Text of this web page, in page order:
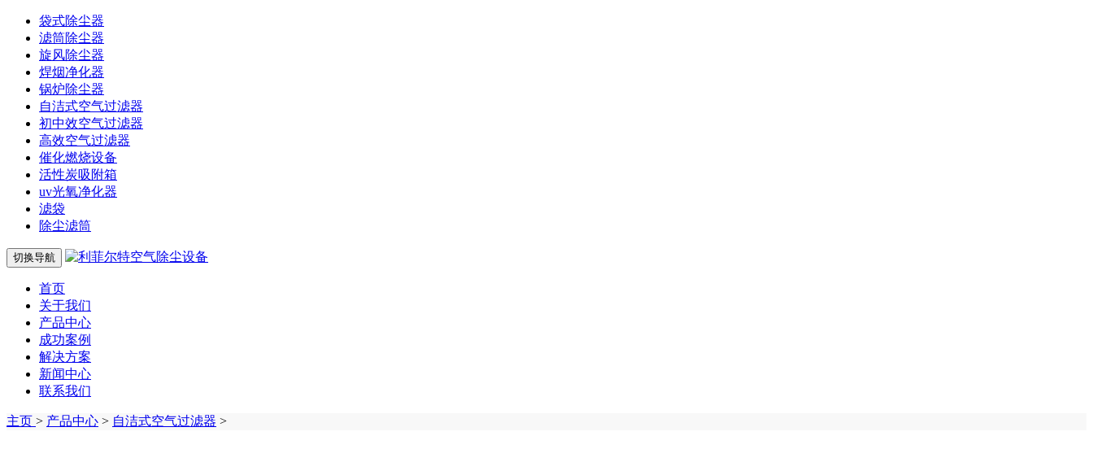
袋式除尘器
滤筒除尘器
旋风除尘器
焊烟净化器
锅炉除尘器
自洁式空气过滤器
初中效空气过滤器
高效空气过滤器
催化燃烧设备
活性炭吸附箱
uv光氧净化器
滤袋
除尘滤筒
切换导航
首页
关于我们
产品中心
成功案例
解决方案
新闻中心
联系我们
主页 > 产品中心 > 自洁式空气过滤器 >